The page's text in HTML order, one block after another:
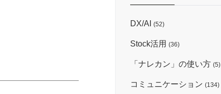
DX/AI (52)
Stock活用 (36)
「ナレカン」の使い方 (5)
コミュニケーション (134)